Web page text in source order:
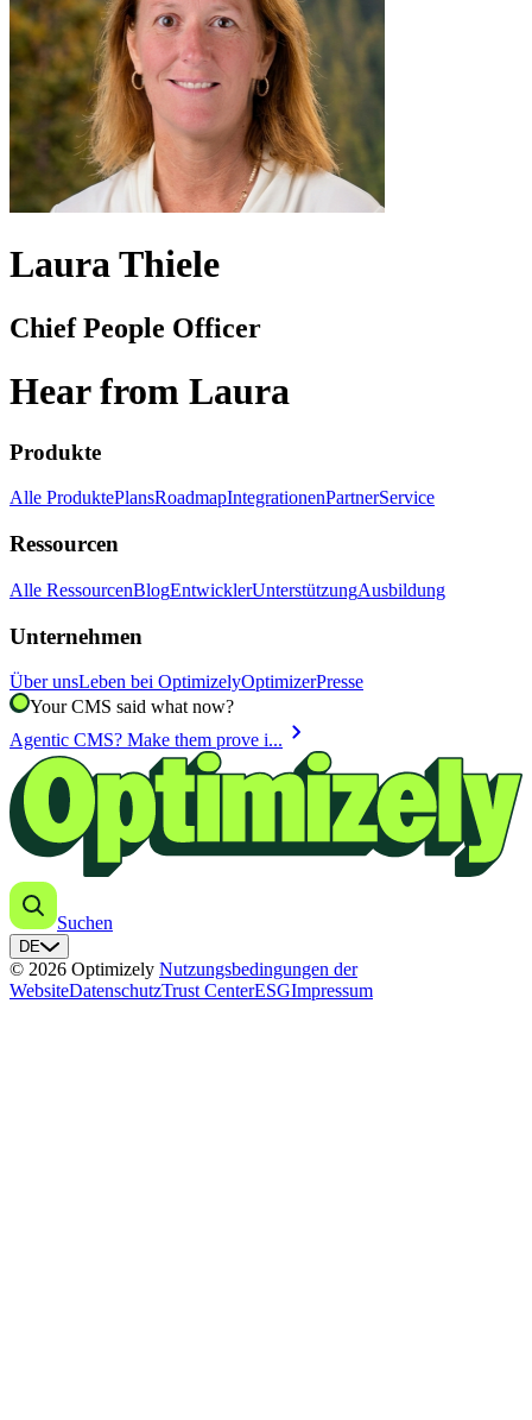
Laura Thiele
Chief People Officer
Hear from Laura
Produkte
Alle ProduktePlansRoadmapIntegrationenPartnerService
Ressourcen
Alle RessourcenBlogEntwicklerUnterstützungAusbildung
Unternehmen
Über unsLeben bei OptimizelyOptimizerPresse
Your CMS said what now?
Agentic CMS? Make them prove i... chevron_right
Suchen
DE
© 2026 Optimizely Nutzungsbedingungen der
WebsiteDatenschutzTrust CenterESGImpressum